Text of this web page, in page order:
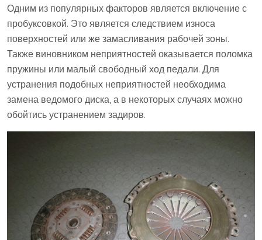
Одним из популярных факторов является включение с
пробуксовкой. Это является следствием износа
поверхностей или же замасливания рабочей зоны.
Также виновником неприятностей оказывается поломка
пружины или малый свободный ход педали. Для
устранения подобных неприятностей необходима
замена ведомого диска, а в некоторых случаях можно
обойтись устранением задиров.